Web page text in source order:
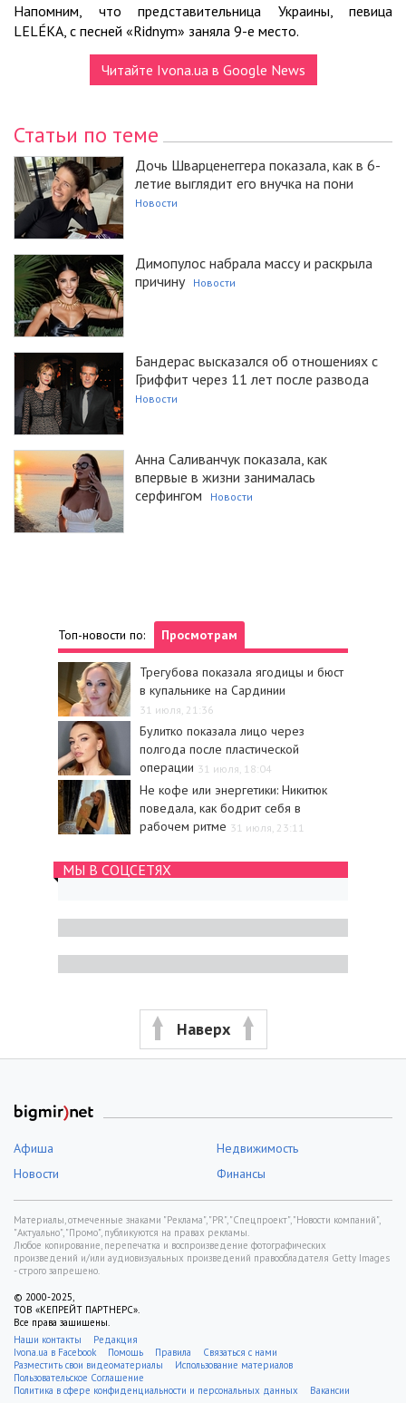
Напомним, что представительница Украины, певица
LELÉKA, с песней «Ridnym» заняла 9-е место.
Читайте Ivona.ua в Google News
Статьи по теме
Дочь Шварценеггера показала, как в 6-
летие выглядит его внучка на пони
Новости
Димопулос набрала массу и раскрыла
причину
Новости
Бандерас высказался об отношениях с
Гриффит через 11 лет после развода
Новости
Анна Саливанчук показала, как
впервые в жизни занималась
серфингом
Новости
Топ-новости по: Просмотрам
Трегубова показала ягодицы и бюст
в купальнике на Сардинии
31 июля, 21:36
Булитко показала лицо через
полгода после пластической
операции 31 июля, 18:04
Не кофе или энергетики: Никитюк
поведала, как бодрит себя в
рабочем ритме 31 июля, 23:11
МЫ В СОЦСЕТЯХ
Наверх
Афиша
Недвижимость
Новости
Финансы
Материалы, отмеченные знаками "Реклама", "PR", "Спецпроект", "Новости компаний",
"Актуально", "Промо", публикуются на правах рекламы.
Любое копирование, перепечатка и воспроизведение фотографических
произведений и/или аудиовизуальных произведений правообладателя Getty Images
- строго запрещено.
© 2000-2025,
ТОВ «КЕПРЕЙТ ПАРТНЕРС».
Все права защищены.
Наши контакты
Редакция
Ivona.ua в Facebook
Помощь Правила
Связаться с нами
Разместить свои видеоматериалы
Использование материалов
Пользовательское Соглашение
Политика в сфере конфиденциальности и персональных данных
Вакансии